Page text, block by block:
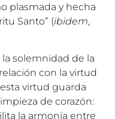
plasmada y hecha
Santo” (ibidem,
solemnidad de la
con la virtud
virtud guarda
de corazón:
la armonía entre